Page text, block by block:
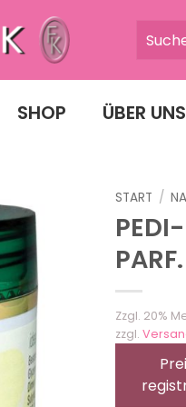
SHOP ÜBER UNS
START /
PARF.
Zzgl. 20%
zzgl.